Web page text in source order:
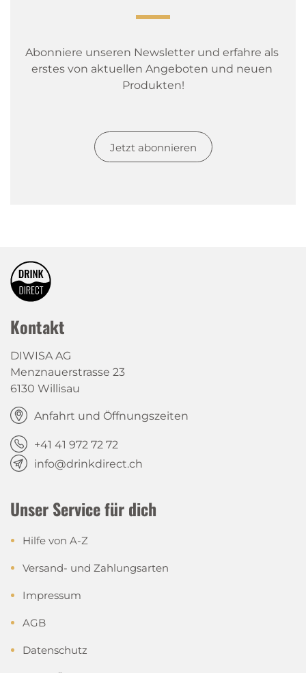
Abonniere unseren Newsletter und erfahre als
erstes von aktuellen Angeboten und neuen
Produkten!
Jetzt abonnieren
Kontakt
DIWISA AG
Menznauerstrasse 23
6130 Willisau
Anfahrt und Öffnungszeiten
+41 41 972 72 72
info@drinkdirect.ch
Unser Service für dich
Hilfe von A-Z
Versand- und Zahlungsarten
Impressum
AGB
Datenschutz